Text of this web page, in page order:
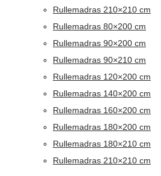
Rullemadras 210×210 cm
Rullemadras 80×200 cm
Rullemadras 90×200 cm
Rullemadras 90×210 cm
Rullemadras 120×200 cm
Rullemadras 140×200 cm
Rullemadras 160×200 cm
Rullemadras 180×200 cm
Rullemadras 180×210 cm
Rullemadras 210×210 cm